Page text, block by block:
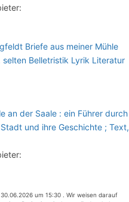
Briefe aus meiner Mühle
selten Belletristik Lyrik Literatur
an der Saale : ein Führer durch
und ihre Geschichte ; Text,
um 15:30 . Wir weisen darauf